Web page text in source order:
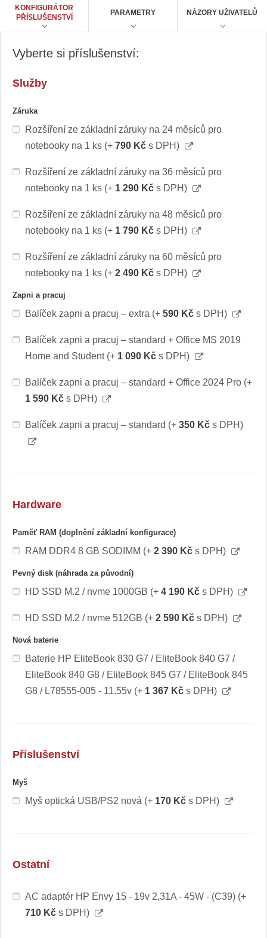
1
KONFIGURÁTOR
PŘÍSLUŠENSTVÍ
PARAMETRY NÁZORY UŽIVATELŮ
Vyberte si příslušenství:
Služby
Záruka
Rozšíření ze základní záruky na 24 měsíců pro
notebooky na 1 ks (+ 790 Kč s DPH)
Rozšíření ze základní záruky na 36 měsíců pro
notebooky na 1 ks (+ 1 290 Kč s DPH)
Rozšíření ze základní záruky na 48 měsíců pro
notebooky na 1 ks (+ 1 790 Kč s DPH)
Rozšíření ze základní záruky na 60 měsíců pro
notebooky na 1 ks (+ 2 490 Kč s DPH)
Zapni a pracuj
Balíček zapni a pracuj – extra (+ 590 Kč s DPH)
Balíček zapni a pracuj – standard + Office MS 2019
Home and Student (+ 1 090 Kč s DPH)
Balíček zapni a pracuj – standard + Office 2024 Pro (+
1 590 Kč s DPH)
Balíček zapni a pracuj – standard (+ 350 Kč s DPH)
Hardware
Paměť RAM (doplnění základní konfigurace)
RAM DDR4 8 GB SODIMM (+ 2 390 Kč s DPH)
Pevný disk (náhrada za původní)
HD SSD M.2 / nvme 1000GB (+ 4 190 Kč s DPH)
HD SSD M.2 / nvme 512GB (+ 2 590 Kč s DPH)
Nová baterie
Baterie HP EliteBook 830 G7 / EliteBook 840 G7 /
EliteBook 840 G8 / EliteBook 845 G7 / EliteBook 845
G8 / L78555-005 - 11.55v (+ 1 367 Kč s DPH)
Příslušenství
Myš
Myš optická USB/PS2 nová (+ 170 Kč s DPH)
Ostatní
AC adaptér HP Envy 15 - 19v 2,31A - 45W - (C39) (+
710 Kč s DPH)